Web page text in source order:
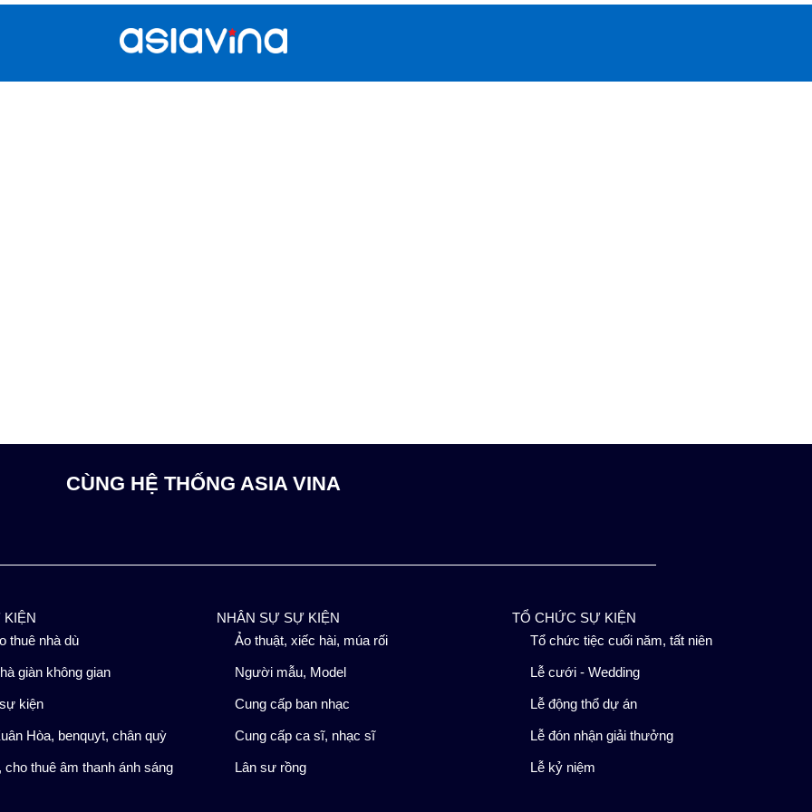
CÙNG HỆ THỐNG ASIA VINA
KIỆN
thuê nhà dù
giàn không gian
kiện
Hòa, benquyt, chân quỳ
cho thuê âm thanh ánh sáng
NHÂN SỰ SỰ KIỆN
Ảo thuật, xiếc hài, múa rối
Người mẫu, Model
Cung cấp ban nhạc
Cung cấp ca sĩ, nhạc sĩ
Lân sư rồng
TỔ CHỨC SỰ KIỆN
Tổ chức tiệc cuối năm, tất niên
Lễ cưới - Wedding
Lễ động thổ dự án
Lễ đón nhận giải thưởng
Lễ kỷ niệm